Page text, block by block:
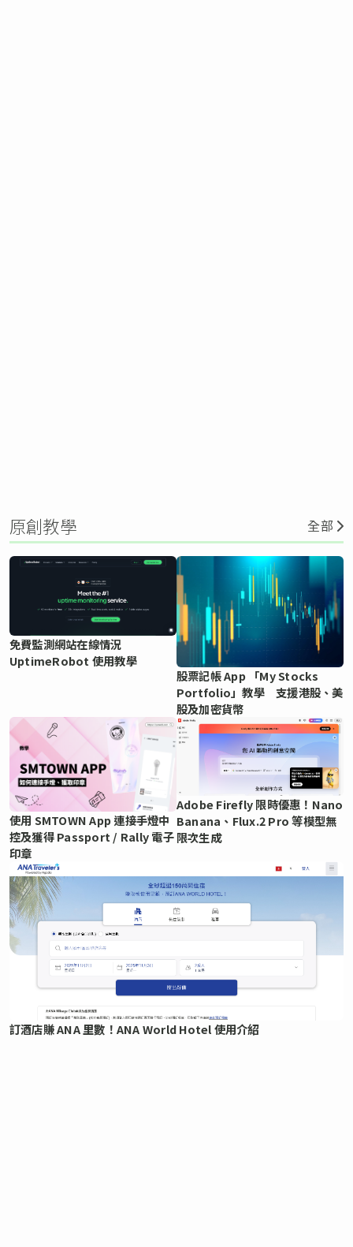
原創教學 全部
免費監測網站在線情況
UptimeRobot 使用教學
股票記帳 App 「My Stocks
Portfolio」教學 支援港股、美
股及加密貨幣
使用 SMTOWN App 連接手燈中
控及獲得 Passport / Rally 電子
印章
Adobe Firefly 限時優惠！Nano
Banana、Flux.2 Pro 等模型無
限次生成
訂酒店賺 ANA 里數！ANA World Hotel 使用介紹